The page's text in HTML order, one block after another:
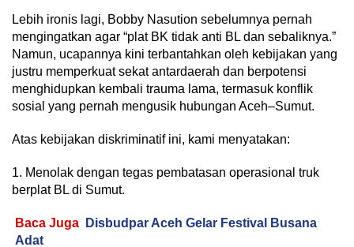
Lebih ironis lagi, Bobby Nasution sebelumnya pernah
mengingatkan agar “plat BK tidak anti BL dan sebaliknya.”
Namun, ucapannya kini terbantahkan oleh kebijakan yang
justru memperkuat sekat antardaerah dan berpotensi
menghidupkan kembali trauma lama, termasuk konflik
sosial yang pernah mengusik hubungan Aceh–Sumut.
Atas kebijakan diskriminatif ini, kami menyatakan:
1. Menolak dengan tegas pembatasan operasional truk
berplat BL di Sumut.
Baca Juga
Disbudpar Aceh Gelar Festival Busana
Adat